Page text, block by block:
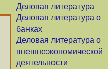
Деловая литература
Деловая литература о
банках
Деловая литература о
внешнеэкономической
деятельности